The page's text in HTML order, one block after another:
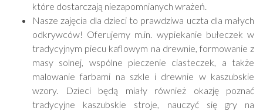
które dostarczają niezapomnianych wrażeń.
Nasze zajęcia dla dzieci to prawdziwa uczta dla małych
odkrywców! Oferujemy m.in. wypiekanie bułeczek w
tradycyjnym piecu kaflowym na drewnie, formowanie z
masy solnej, wspólne pieczenie ciasteczek, a także
malowanie farbami na szkle i drewnie w kaszubskie
wzory. Dzieci będą miały również okazję poznać
tradycyjne kaszubskie stroje, nauczyć się gry na